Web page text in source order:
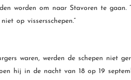
worden om naar Stavoren te gaan.
op vissersschepen.”
waren, werden de schepen niet
hij in de nacht van 18 op 19